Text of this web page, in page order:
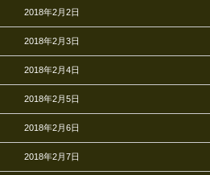
2018年2月2日
2018年2月3日
2018年2月4日
2018年2月5日
2018年2月6日
2018年2月7日